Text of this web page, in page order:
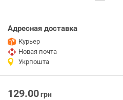
Адресная доставка
Курьер
Новая почта
Укрпошта
129.00грн